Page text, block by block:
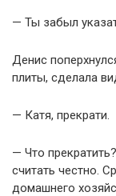
— Ты забыл
Денис
плиты, сделала
— Катя, прекрати.
— Что
считать честно.
домашнего